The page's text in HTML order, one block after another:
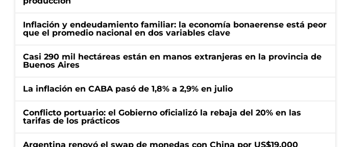
Inflación y endeudamiento familiar: la economía bonaerense está peor
que el promedio nacional en dos variables clave
Casi 290 mil hectáreas están en manos extranjeras en la provincia de
Buenos Aires
La inflación en CABA pasó de 1,8% a 2,9% en julio
Conflicto portuario: el Gobierno oficializó la rebaja del 20% en las
tarifas de los prácticos
Argentina renovó el swap de monedas con China por US$19.000